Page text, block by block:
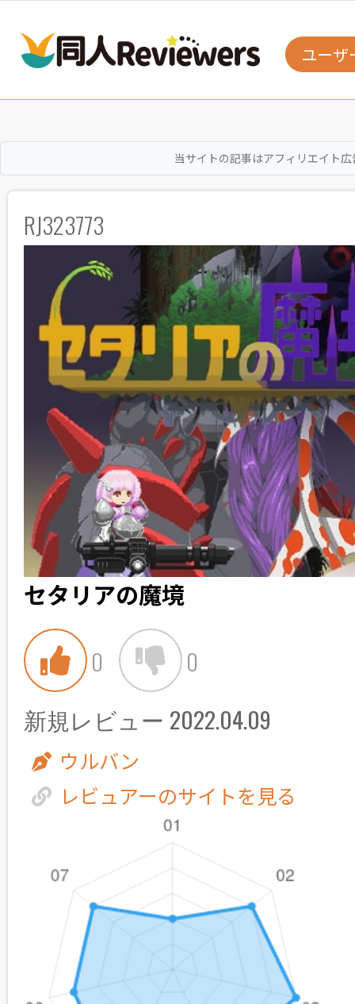
ユーザ
当サイトの記事はアフィリエイト
RJ323773
セタリアの魔境
0
0
新規レビュー 2022.04.09
ウルバン
レビュアーのサイトを見る